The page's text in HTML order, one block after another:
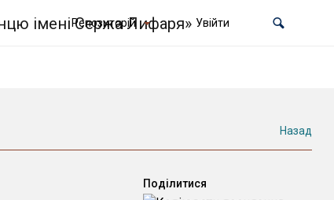
Репозиторій Увійти
Назад
Поділитися